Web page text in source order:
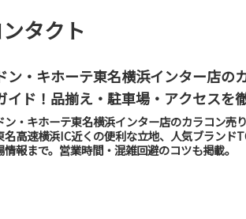
タクト
ン・キホーテ東名横浜インター店の
イド！品揃え・駐車場・アクセスを
ン・キホーテ東名横浜インター店のカラコン売
名高速横浜IC近くの便利な立地、人気ブランド
情報まで。営業時間・混雑回避のコツも掲載。